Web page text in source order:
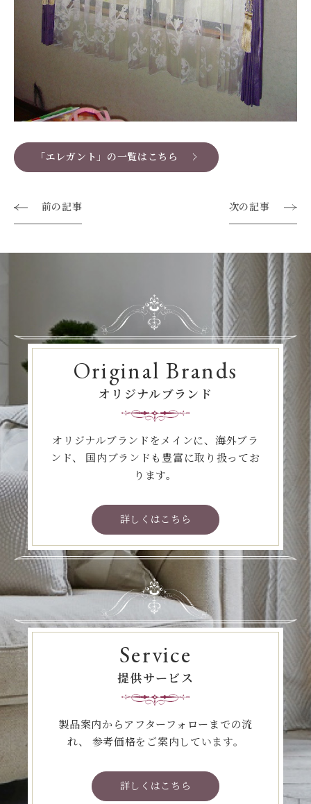
「エレガント」の一覧はこちら
前の記事 次の記事
Original Brands
オリジナルブランド
オリジナルブランドをメインに、海外ブラ
ンド、
国内ブランドも豊富に取り扱ってお
ります。
詳しくはこちら
Service
提供サービス
製品案内からアフターフォローまでの流
れ、
参考価格をご案内しています。
詳しくはこちら